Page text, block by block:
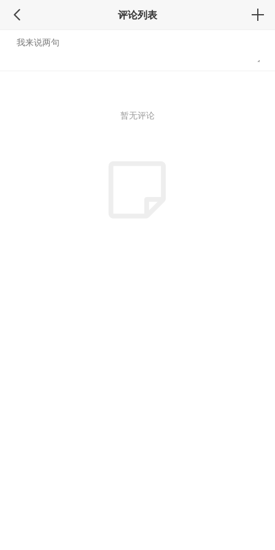
评论列表
暂无评论